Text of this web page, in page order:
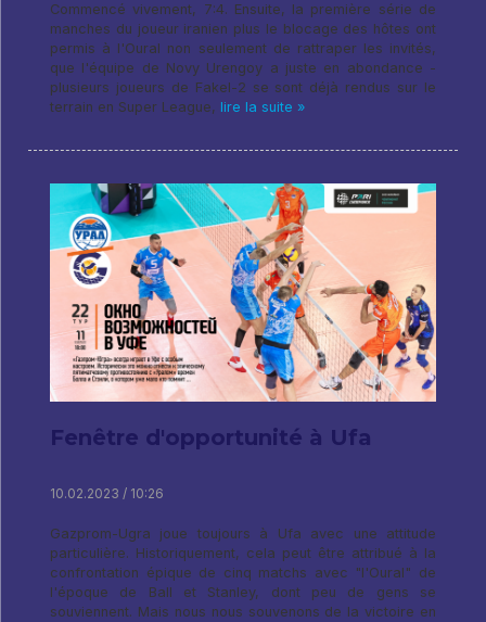
Commencé vivement, 7:4. Ensuite, la première série de
manches du joueur iranien plus le blocage des hôtes ont
permis à l'Oural non seulement de rattraper les invités,
que l'équipe de Novy Urengoy a juste en abondance -
plusieurs joueurs de Fakel-2 se sont déjà rendus sur le
terrain en Super League, lire la suite »
Fenêtre d'opportunité à Ufa
10.02.2023 / 10:26
Gazprom-Ugra joue toujours à Ufa avec une attitude
particulière. Historiquement, cela peut être attribué à la
confrontation épique de cinq matchs avec "l'Oural" de
l'époque de Ball et Stanley, dont peu de gens se
souviennent. Mais nous nous souvenons de la victoire en